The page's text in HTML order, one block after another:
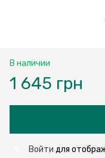
В наличии
1 645 грн
Войти для